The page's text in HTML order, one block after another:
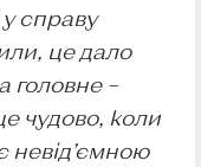
справу
це дало
головне –
чудово, коли
невід’ємною